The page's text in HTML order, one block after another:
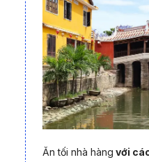
Hãy cùng PYS Travel đồng
Hills - Hội An - Huế 3 ngày
trọn vẹn về cảnh sắc, văn
là một dấu ấn đáng nhớ
Ăn tối nhà hàng với